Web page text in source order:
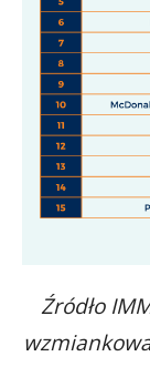
Źródło